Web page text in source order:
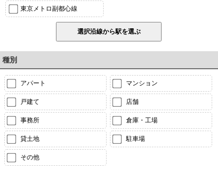
東京メトロ副都心線
種別
アパート マンション
戸建て 店舗
事務所 倉庫・工場
貸土地 駐車場
その他